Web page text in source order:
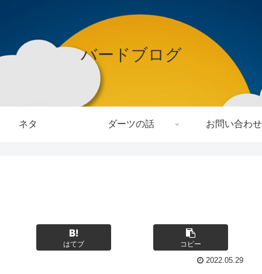
バードブログ
ネタ ダーツの話 お問い合わせ
はてブ コピー
2022.05.29